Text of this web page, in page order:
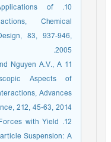
of
Chemical
83, 937-946,
2005.
Nguyen A.V., A
Aspects of
Advances
212, 45-63, 2014.
Forces with Yield
Suspension: A